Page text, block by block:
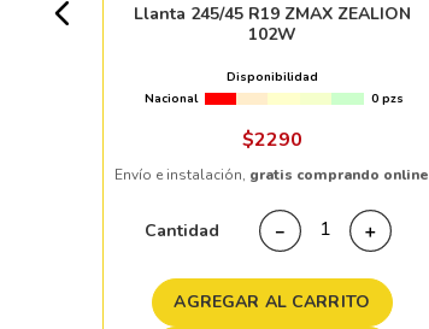
Llanta 245/45 R19 ZMAX ZEALION
102W
Disponibilidad
Nacional
0 pzs
$2290
Envío e instalación, gratis comprando online
Cantidad ＋
－
AGREGAR AL CARRITO